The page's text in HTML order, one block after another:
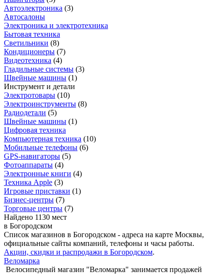
Автоэлектроника (3)
Автосалоны
Электроника и электротехника
Бытовая техника
Светильники (8)
Кондиционеры (7)
Видеотехника (4)
Гладильные системы (3)
Швейные машины (1)
Инструмент и детали
Электротовары (10)
Электроинструменты (8)
Радиодетали (5)
Швейные машины (1)
Цифровая техника
Компьютерная техника (10)
Мобильные телефоны (6)
GPS-навигаторы (5)
Фотоаппараты (4)
Электронные книги (4)
Техника Apple (3)
Игровые приставки (1)
Бизнес-центры (7)
Торговые центры (7)
Найдено 1130 мест
в Богородском
Список магазинов в Богородском - адреса на карте Москвы,
официальные сайты компаний, телефоны и часы работы.
Акции, скидки и распродажи в Богородском.
Веломарка
Велосипедный магазин "Веломарка" занимается продажей